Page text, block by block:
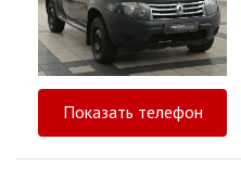
Показать телефон